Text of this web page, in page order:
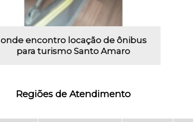
onde encontro locação de ônibus
para turismo Santo Amaro
Regiões de Atendimento